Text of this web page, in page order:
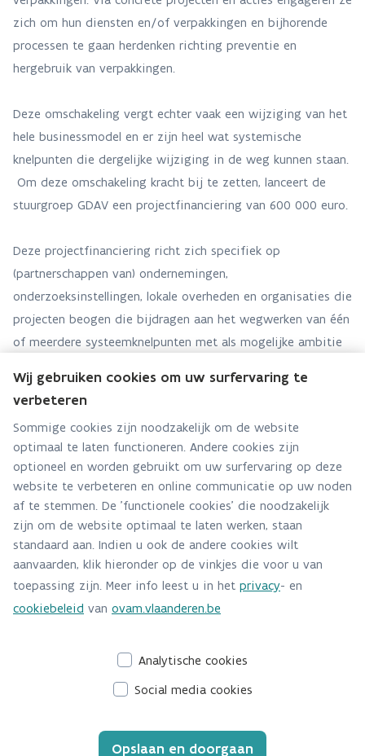
zich om hun diensten en/of verpakkingen en bijhorende
processen te gaan herdenken richting preventie en
hergebruik van verpakkingen.
Deze omschakeling vergt echter vaak een wijziging van het
hele businessmodel en er zijn heel wat systemische
knelpunten die dergelijke wijziging in de weg kunnen staan.
Om deze omschakeling kracht bij te zetten, lanceert de
stuurgroep GDAV een projectfinanciering van 600 000 euro.
Deze projectfinanciering richt zich specifiek op
(partnerschappen van) ondernemingen,
onderzoeksinstellingen, lokale overheden en organisaties die
projecten beogen die bijdragen aan het wegwerken van één
of meerdere systeemknelpunten met als mogelijke ambitie
economische en maatschappelijke impact en het verzamelen
en delen van kennis en informatie. Als minimumvoorwaarde
moet de indienende partij deelnemen aan de Green Deal
Anders Verpakt.
Meer informatie over deze projectfinanciering en de
gedefinieerde systeemknelpunten vindt u op
www.greendealandersverpakt.be/projectfinanciering
Financiële steun voor projecten Green Deal Anders
News item · December 11, 2023
Wij gebruiken cookies om uw surfervaring te
verbeteren
Sommige cookies zijn noodzakelijk om de website
optimaal te laten functioneren. Andere cookies zijn
optioneel en worden gebruikt om uw surfervaring op deze
website te verbeteren en online communicatie op uw noden
af te stemmen. De 'functionele cookies' die noodzakelijk
zijn om de website optimaal te laten werken, staan
standaard aan. Indien u ook de andere cookies wilt
aanvaarden, klik hieronder op de vinkjes die voor u van
toepassing zijn. Meer info leest u in het privacy- en
cookiebeleid van ovam.vlaanderen.be
Analytische cookies
Social media cookies
Opslaan en doorgaan